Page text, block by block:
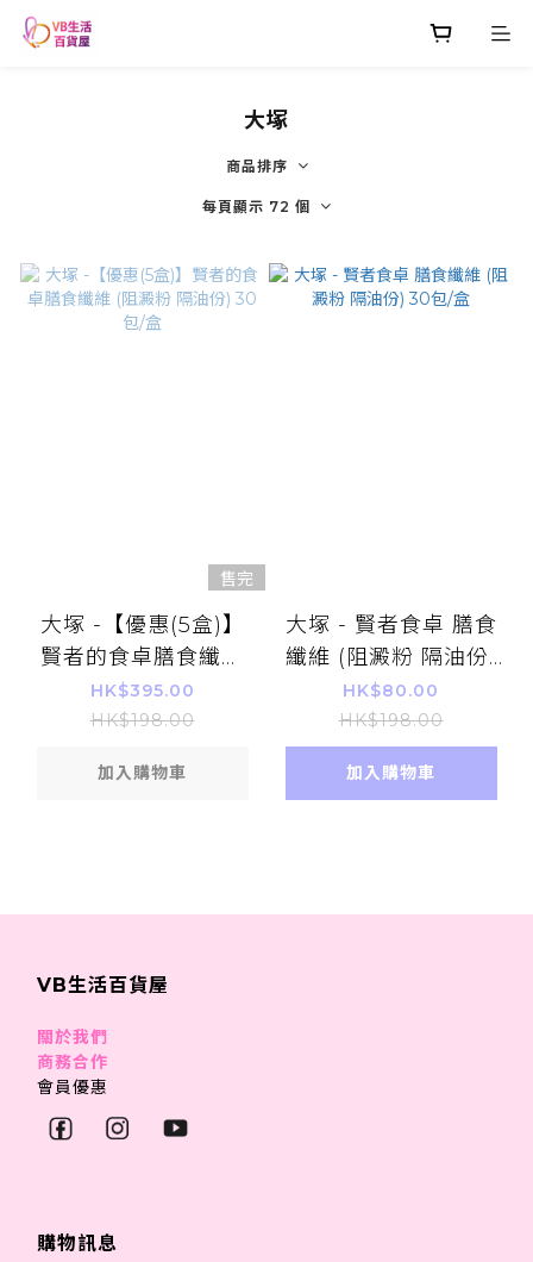
大塚
商品排序
每頁顯示 72 個
售完
大塚 -【優惠(5盒)】
賢者的食卓膳食纖維
(阻澱粉 隔油份) 30包/
盒
HK$395.00
HK$198.00
加入購物車
大塚 - 賢者食卓 膳食
纖維 (阻澱粉 隔油份)
30包/盒
HK$80.00
HK$198.00
加入購物車
VB生活百貨屋
關於我們
商務合作
會員優惠
購物訊息